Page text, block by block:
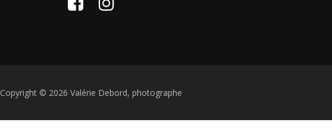
Copyright © 2026 Valérie Debord, photographe